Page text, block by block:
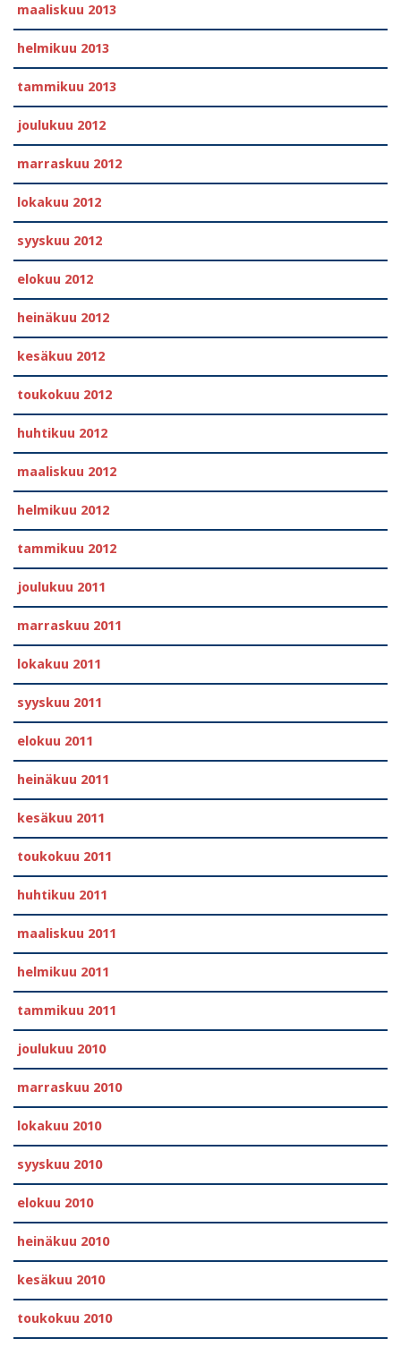
maaliskuu 2013
helmikuu 2013
tammikuu 2013
joulukuu 2012
marraskuu 2012
lokakuu 2012
syyskuu 2012
elokuu 2012
heinäkuu 2012
kesäkuu 2012
toukokuu 2012
huhtikuu 2012
maaliskuu 2012
helmikuu 2012
tammikuu 2012
joulukuu 2011
marraskuu 2011
lokakuu 2011
syyskuu 2011
elokuu 2011
heinäkuu 2011
kesäkuu 2011
toukokuu 2011
huhtikuu 2011
maaliskuu 2011
helmikuu 2011
tammikuu 2011
joulukuu 2010
marraskuu 2010
lokakuu 2010
syyskuu 2010
elokuu 2010
heinäkuu 2010
kesäkuu 2010
toukokuu 2010